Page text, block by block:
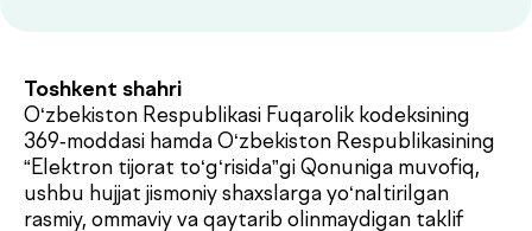
rasmiy, ommaviy va qaytarib olinmaydigan taklif
(oferta) hisoblanadi. Ustav asosida faoliyat
yurituvchi direktor Zaxidova Nodira Erkinovna
(ZAXIDOVA NODIRA ERKINOVNA) nomidan ish
yurituvchi «DEFACTUM LABORATORIES» MChJ
quyida ko‘rsatilgan shartlar asosida pullik tibbiy
xizmatlar ko‘rsatish bo‘yicha shartnoma tuzishni